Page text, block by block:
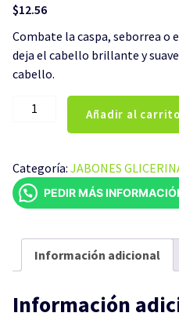
$12.56
Combate la caspa, seborrea o
deja el cabello brillante y
cabello.
JABON
100GR
cantidad
Añadir al carrito
Categoría: JABONES
PEDIR MÁS
Información adicional
Información